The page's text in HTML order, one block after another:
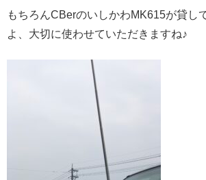
もちろんCBerのいしかわMK615が貸し
よ、大切に使わせていただきますね♪